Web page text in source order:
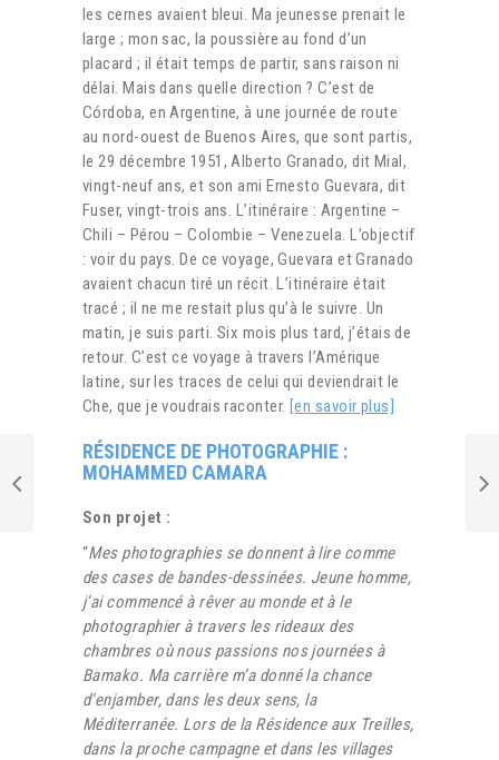
les cernes avaient bleui. Ma jeunesse prenait le
large ; mon sac, la poussière au fond d’un
placard ; il était temps de partir, sans raison ni
délai. Mais dans quelle direction ? C’est de
Córdoba, en Argentine, à une journée de route
au nord-ouest de Buenos Aires, que sont partis,
le 29 décembre 1951, Alberto Granado, dit Mial,
vingt-neuf ans, et son ami Ernesto Guevara, dit
Fuser, vingt-trois ans. L’itinéraire : Argentine –
Chili – Pérou – Colombie – Venezuela. L’objectif
: voir du pays. De ce voyage, Guevara et Granado
avaient chacun tiré un récit. L’itinéraire était
tracé ; il ne me restait plus qu’à le suivre. Un
matin, je suis parti. Six mois plus tard, j’étais de
retour. C’est ce voyage à travers l’Amérique
latine, sur les traces de celui qui deviendrait le
Che, que je voudrais raconter. [en savoir plus]
RÉSIDENCE DE PHOTOGRAPHIE :
MOHAMMED CAMARA
Son projet :
“Mes photographies se donnent à lire comme
des cases de bandes-dessinées. Jeune homme,
j’ai commencé à rêver au monde et à le
photographier à travers les rideaux des
chambres où nous passions nos journées à
Bamako. Ma carrière m’a donné la chance
d’enjamber, dans les deux sens, la
Méditerranée. Lors de la Résidence aux Treilles,
dans la proche campagne et dans les villages